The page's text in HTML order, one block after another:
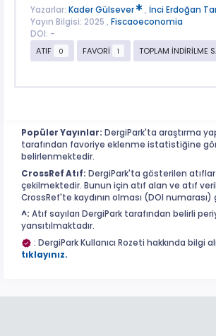
Yazarlar: Kader Gülsever , İnci Erdoğan
Yayın Bilgisi: 2025 , Fiscaoeconomia
DOI: -
ATIF
0 FAVORİ 1 TOPLAM İNDİRİLME
Popüler Yayınlar: DergiPark'ta araştırma
tarafından favoriye eklenme istatistiğine
belirlenmektedir.
CrossRef Atıf: DergiPark'ta gösterilen
çekilmektedir. Bunun için atıf alan ve atıf
CrossRef'te kaydının olması (DOI
^: Atıf sayıları DergiPark tarafından belirli
yansıtılmaktadır.
: DergiPark Kullanıcı Rozeti hakkında bilgi
tıklayınız.